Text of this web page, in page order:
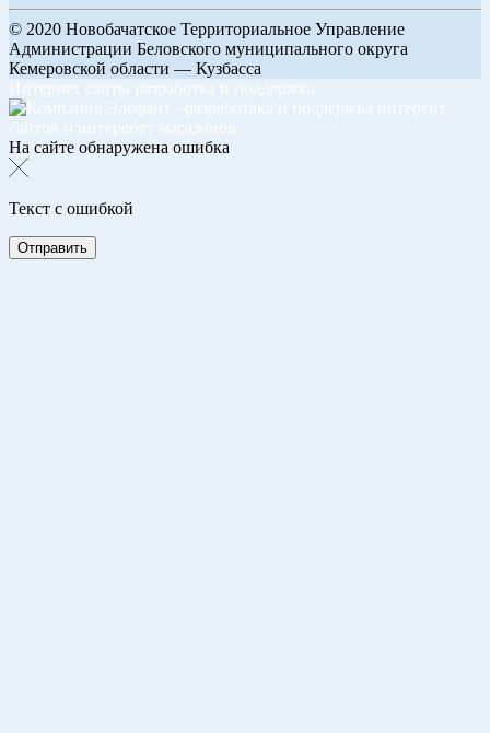
© 2020 Новобачатское Территориальное Управление
Администрации Беловского муниципального округа
Кемеровской области — Кузбасса
На сайте обнаружена ошибка
Текст с ошибкой